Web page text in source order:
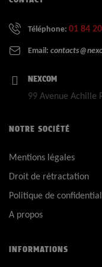
Téléphone: 01 84
Email:
NEXCOM
99 Avenue Achille
NOTRE SOCIÉTÉ
Mentions légales
Droit de rétractation
Politique de
A propos
INFORMATIONS